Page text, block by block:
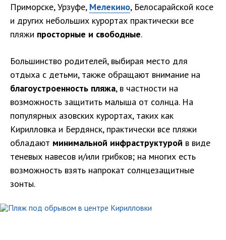
Приморске, Урзуфе, Мелекино, Белосарайской косе
и других небольших курортах практически все
пляжи просторные и свободные.
Большинство родителей, выбирая место для
отдыха с детьми, также обращают внимание на
благоустроенность пляжа, в частности на
возможность защитить малыша от солнца. На
популярных азовских курортах, таких как
Кирилловка и Бердянск, практически все пляжи
обладают минимальной инфраструктурой в виде
теневых навесов и/или грибков; на многих есть
возможность взять напрокат солнцезащитные
зонты.